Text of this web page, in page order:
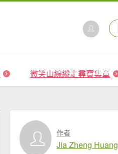
微笑山線縱走尋寶集章
作者
Jia Zheng Huang